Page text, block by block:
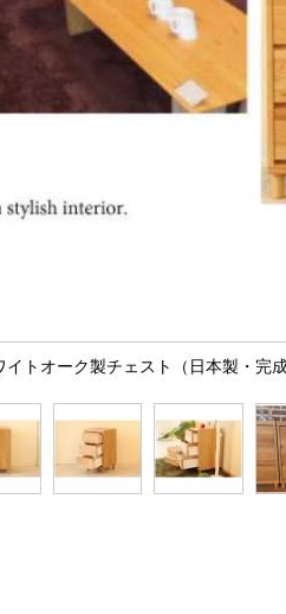
トオーク製チェスト（日本製・完成